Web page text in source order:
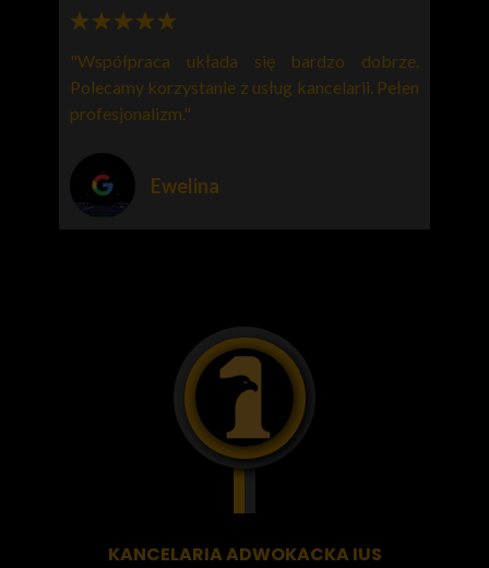
"Współpraca układa się bardzo dobrze.
Polecamy korzystanie z usług kancelarii. Pełen
profesjonalizm."
Ewelina
KANCELARIA ADWOKACKAIUS